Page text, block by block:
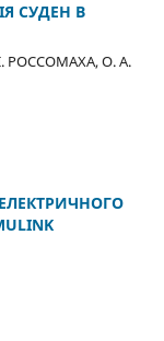
СУДЕН В
РОССОМАХА, О. А.